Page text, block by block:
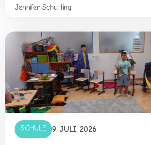
Jennifer Schutting
SCHULE 9 JULI 2026